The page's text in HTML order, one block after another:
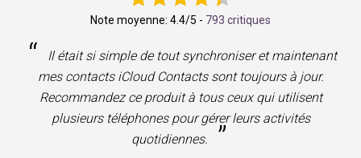
Note moyenne: 4.4/5 - 793 critiques
“
Il était si simple de tout synchroniser et maintenant
mes contacts iCloud Contacts sont toujours à jour.
Recommandez ce produit à tous ceux qui utilisent
plusieurs téléphones pour gérer leurs activités
quotidiennes.
”